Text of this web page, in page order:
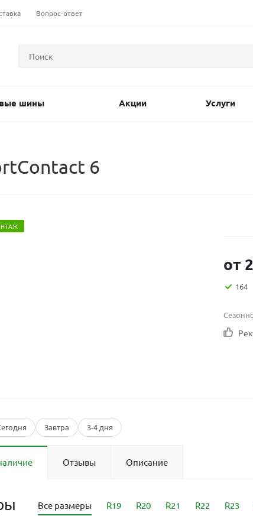
Вопрос-ответ
шины Акции Услуги
6
от
164
Завтра 3-4 дня
Отзывы Описание
Все размеры R19 R20 R21 R22 R23